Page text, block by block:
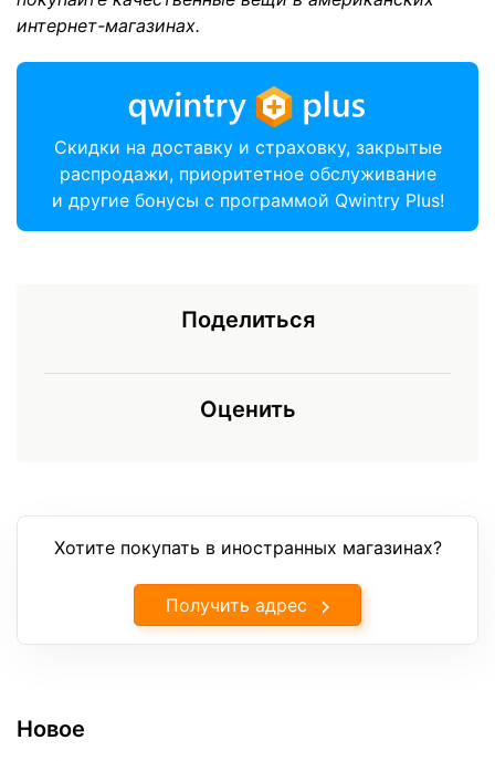
интернет-магазинах.
Скидки на доставку и страховку, закрытые
распродажи, приоритетное обслуживание
и другие бонусы с программой Qwintry Plus!
Поделиться
Оценить
Хотите покупать в иностранных магазинах?
Получить адрес
Новое